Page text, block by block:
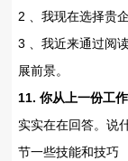
2 、我现在选择贵
3 、我近来通过阅
展前景。
11. 你从上一份工
实实在在回答。说
节一些技能和技巧